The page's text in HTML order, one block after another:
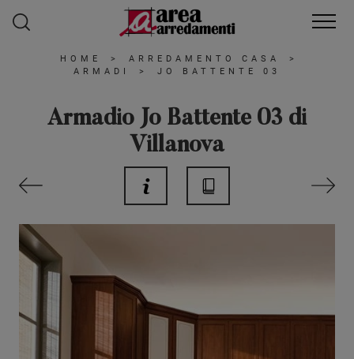
HOME > ARREDAMENTO CASA
>
ARMADI
> JO BATTENTE 03
Armadio Jo Battente 03 di
Villanova